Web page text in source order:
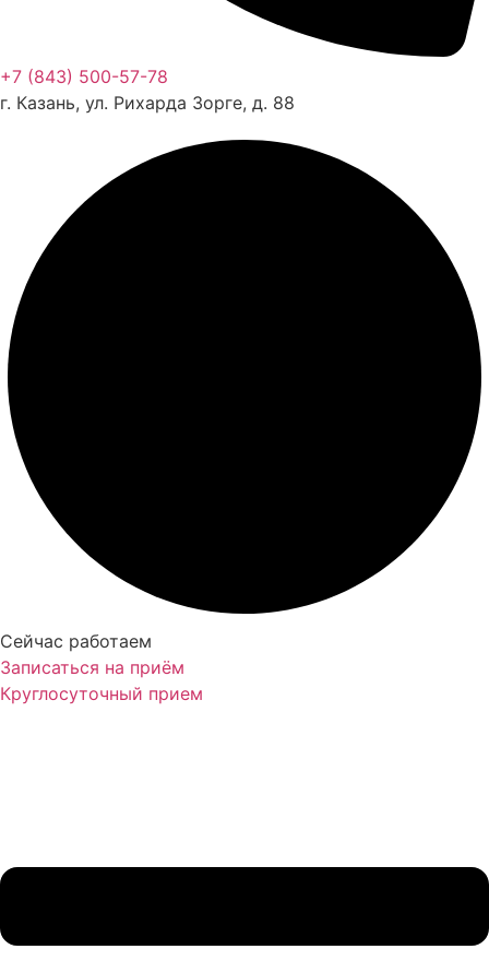
+7 (843) 500-57-78
г. Казань, ул. Рихарда Зорге, д. 88
Сейчас работаем
Записаться на приём
Круглосуточный прием